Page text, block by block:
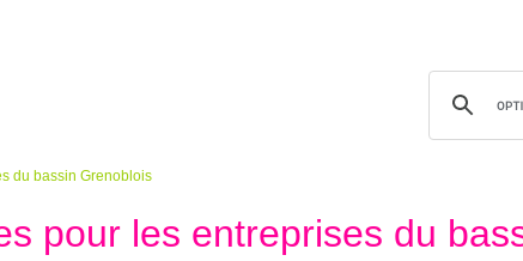
du bassin Grenoblois
pour les entreprises du